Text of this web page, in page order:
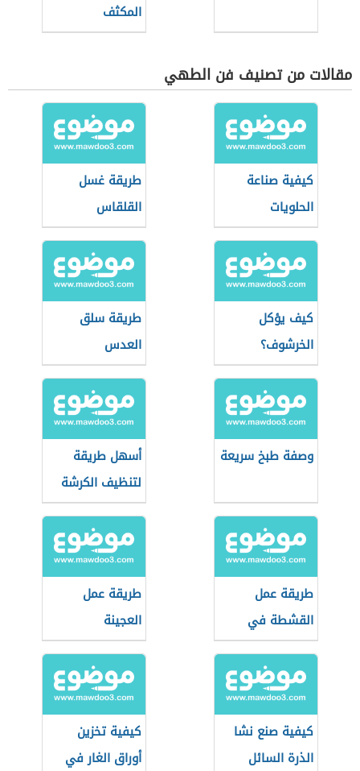
المكثف
مقالات من تصنيف فن الطهي
كيفية صناعة
الحلويات
طريقة غسل
القلقاس
كيف يؤكل
الخرشوف؟
طريقة سلق
العدس
وصفة طبخ سريعة
أسهل طريقة
لتنظيف الكرشة
طريقة عمل
القشطة في
البيت
طريقة عمل
العجينة
كيفية صنع نشا
الذرة السائل
كيفية تخزين
أوراق الغار في